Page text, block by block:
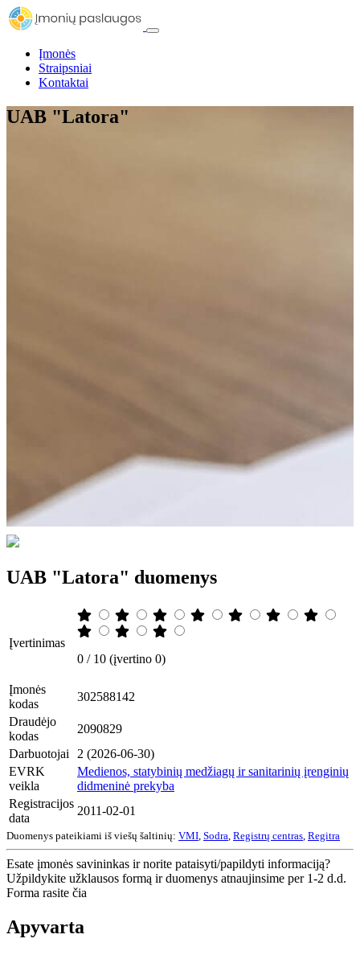
Įmonės
Straipsniai
Kontaktai
UAB "Latora"
UAB "Latora" duomenys
Įvertinimas
0 / 10 (įvertino 0)
Įmonės
kodas
302588142
Draudėjo
kodas
2090829
Darbuotojai
2 (2026-06-30)
EVRK
veikla
Medienos, statybinių medžiagų ir sanitarinių įrenginių
didmeninė prekyba
Registracijos
data
2011-02-01
Duomenys pateikiami iš viešų šaltinių: VMI Sodra Registrų centras Regitra
Esate įmonės savininkas ir norite pataisyti/papildyti informaciją?
Užpildykite užklausos formą ir duomenys atnaujinsime per 1-2 d.d.
Forma rasite čia
Apyvarta